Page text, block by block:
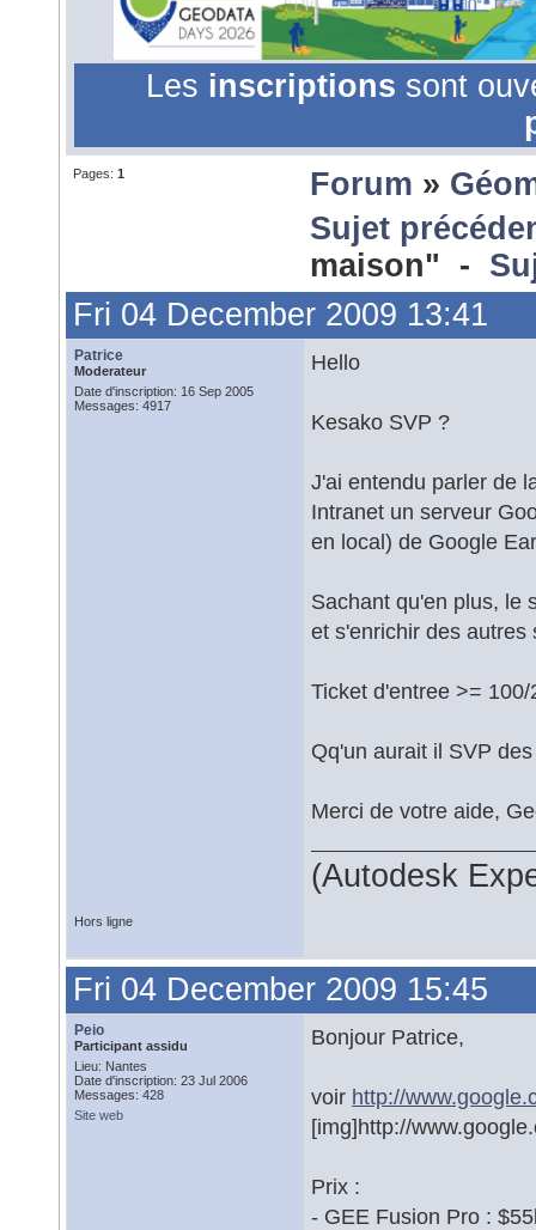
Les inscriptions sont
Pages: 1 Forum »
Sujet
maison" -
Fri 04 December 2009 13:41
Patrice
Moderateur
Date d'inscription: 16 Sep 2005
Messages: 4917
Hello
Kesako SVP ?
J'ai entendu parler de
Intranet un serveur
en local) de Google
Sachant qu'en plus, le
et s'enrichir des autres
Ticket d'entree >= 100/
Qq'un aurait il SVP
Merci de votre aide,
(Autodesk
Hors ligne
Fri 04 December 2009 15:45
Peio
Participant assidu
Lieu: Nantes
Date d'inscription: 23 Jul 2006
Messages: 428
Site web
Bonjour Patrice,
voir http://
[img]http://
Prix :
- GEE Fusion Pro :